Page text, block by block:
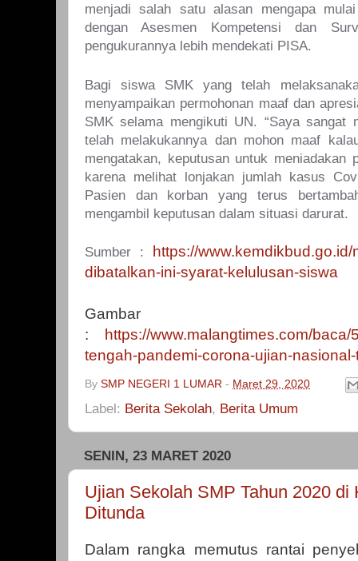
menjadi salah satu alasan mengapa
dengan Asesmen Kompetensi dan
pengukurannya lebih mendekati PISA.
Bagi siswa SMK yang telah
menyampaikan permohonan maaf dan
SMK selama mengikuti UN. “Saya sangat
telah melakukannya dan mohon maaf
mengatakan, keputusan untuk meniadakan
karena melihat lonjakan jumlah kasus
Pasien dan korban yang terus
mengambil keputusan dalam situasi darurat.
Sumber :
https://
dibatalkan-ini-syarat-kelulusan-siswa
Gambar
:
https://www.malangtimes.com/
tengah-pandemi-corona-ujian-
By SMP NEGERI 1 LUMAR - Maret 29, 2020
Label: Berita Sekolah, Berita Umum
SENIN, 23 MARET 2020
Ujian Sekolah SMP Tahun 2020 di
Ditunda
Dalam rangka memutus rantai